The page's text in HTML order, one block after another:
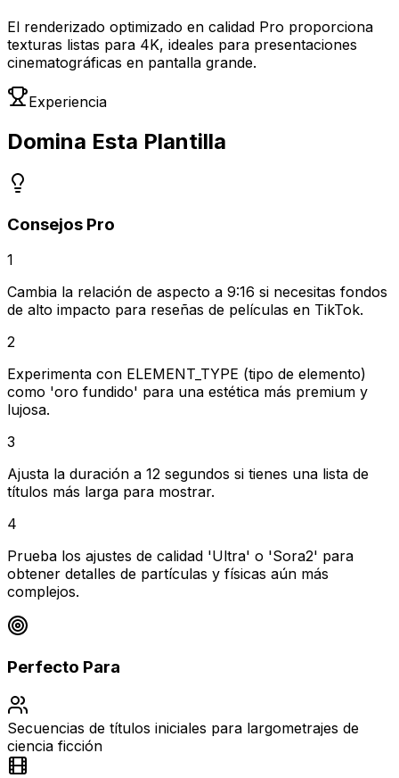
El renderizado optimizado en calidad Pro proporciona
texturas listas para 4K, ideales para presentaciones
cinematográficas en pantalla grande.
Experiencia
Domina Esta Plantilla
Consejos Pro
1
Cambia la relación de aspecto a 9:16 si necesitas fondos
de alto impacto para reseñas de películas en TikTok.
2
Experimenta con ELEMENT_TYPE (tipo de elemento)
como 'oro fundido' para una estética más premium y
lujosa.
3
Ajusta la duración a 12 segundos si tienes una lista de
títulos más larga para mostrar.
4
Prueba los ajustes de calidad 'Ultra' o 'Sora2' para
obtener detalles de partículas y físicas aún más
complejos.
Perfecto Para
Secuencias de títulos iniciales para largometrajes de
ciencia ficción